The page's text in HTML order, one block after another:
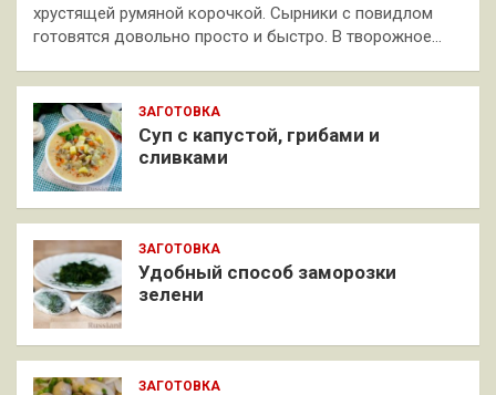
хрустящей румяной корочкой. Сырники с повидлом
готовятся довольно просто и быстро. В творожное…
ЗАГОТОВКА
Суп с капустой, грибами и
сливками
ЗАГОТОВКА
Удобный способ заморозки
зелени
ЗАГОТОВКА